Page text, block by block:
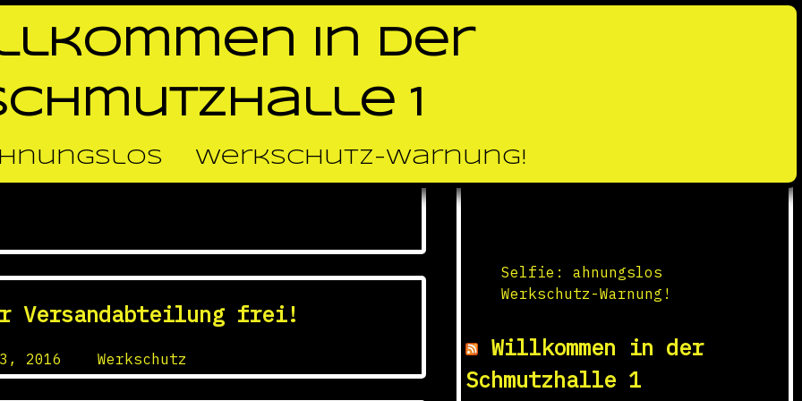
in der
1
Werkschutz-Warnung!
Versandabteilung frei!
2016 Werkschutz
Selfie: ahnungslos
Werkschutz-Warnung!
Willkommen in der
Schmutzhalle 1